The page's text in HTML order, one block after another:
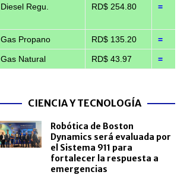
Diesel Regu. RD$ 254.80 =
Gas Propano RD$ 135.20 =
Gas Natural RD$ 43.97 =
CIENCIA Y TECNOLOGÍA
Robótica de Boston
Dynamics será evaluada por
el Sistema 911 para
fortalecer la respuesta a
emergencias